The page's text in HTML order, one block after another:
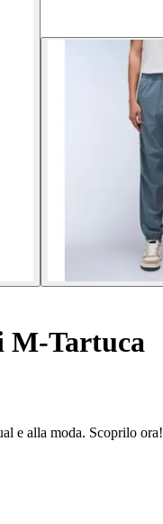
M-Tartuca
e alla moda. Scoprilo ora!